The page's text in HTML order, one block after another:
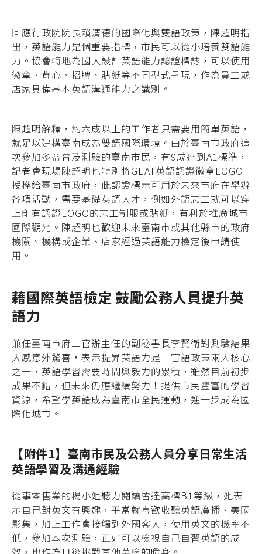
回應行政院院長賴清德的國際化與雙語政策，陳超明指
出，英語能力是個重要指標，市民可以從小培養雙語能
力。協會特地為國人設計英語能力認證標誌，可以使用
徽章、背心、招牌、貼紙等不同型式呈現，作為員工或
店家具備基本英語溝通能力之識別。
陳超明解釋，約六成以上的工作者只需要用簡單英語，
就足以建構臺南成為雙語國際環境。由於臺南市政府這
次參加多益普及測驗的臺南市民，有9成達到A1標準，
記者會現場陳超明也特別將GEAT英語認證徽章LOGO
授權給臺南市政府，此認證標示可用於未來市府在舉辦
各項活動，需要基礎英語人才，例如外語志工就可以穿
上印有認證LOGO的志工制服或貼紙，有利於推廣城市
國際觀光。陳超明也歡迎未來臺南市或其他縣市的政府
機關、機構或企業、店家經過英語能力檢定後申請使
用。
藉國際英語檢定 鼓勵公務人員提升英
語力
兼任臺南市府二官辦主任的副秘書長李賢衛對測驗結果
大感意外驚喜，表示提昇英語力是二官語政策兩大核心
之一，英語學習需要時間與毅力的累積，雖然目前初步
成果不錯，但未來仍應繼續努力！提供市民豐富的學習
資源，希望學英語成為臺南市全民運動，進一步成為國
際化城市。
【附件1】臺南市民及公務人員分享日常生活
英語學習及溝通經驗
從事零售業的楊小姐聽力閱讀皆達高標B1等級，她表
示自己對英文有興趣，平常就喜歡收聽英語廣播、美國
影集，加上工作會接觸到外國客人，使用英文的機率不
低，參加本次測驗，正好可以檢視自己自習英語的成